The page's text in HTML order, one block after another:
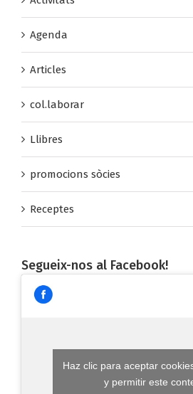
Activitats
Agenda
Articles
col.laborar
Llibres
promocions sòcies
Receptes
Segueix-nos al Facebook!
Haz clic para aceptar
y permitir este